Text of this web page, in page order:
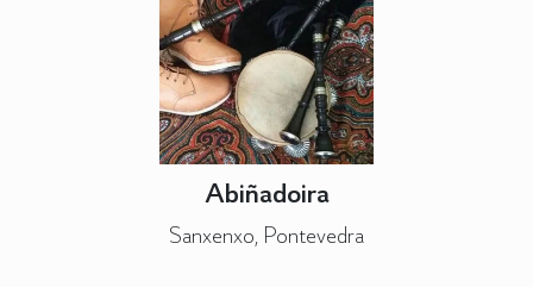
Abiñadoira
Sanxenxo, Pontevedra